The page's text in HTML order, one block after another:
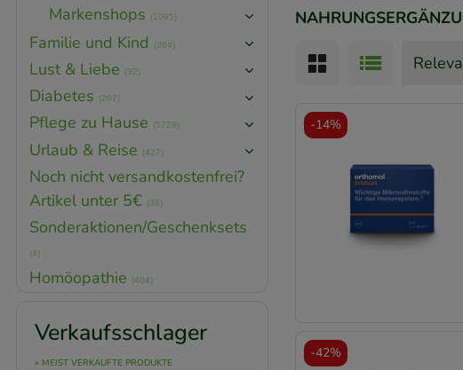
-14%
-42%
Markenshops (1095)
Familie und Kind (284)
Lust & Liebe (32)
Diabetes (207)
Pflege zu Hause (5728)
Urlaub & Reise (427)
Noch nicht versandkostenfrei?
Artikel unter 5€ (36)
Sonderaktionen/Geschenksets
(4)
Homöopathie (404)
Verkaufsschlager
» MEIST VERKAUFTE PRODUKTE